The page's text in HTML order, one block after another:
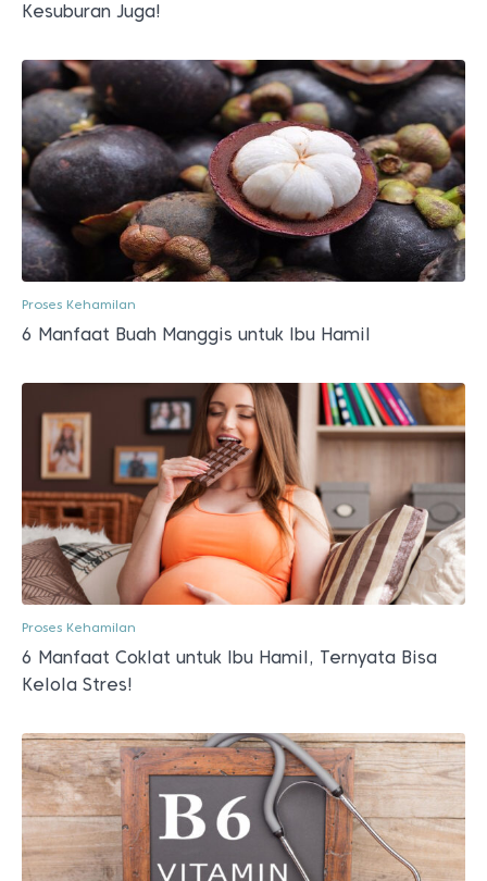
Kesuburan Juga!
Proses Kehamilan
6 Manfaat Buah Manggis untuk Ibu Hamil
Proses Kehamilan
6 Manfaat Coklat untuk Ibu Hamil, Ternyata Bisa
Kelola Stres!